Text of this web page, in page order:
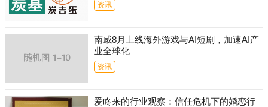
资讯
南威8月上线海外游戏与AI短剧，加速AI产
业全球化
资讯
爱咚来的行业观察：信任危机下的婚恋行